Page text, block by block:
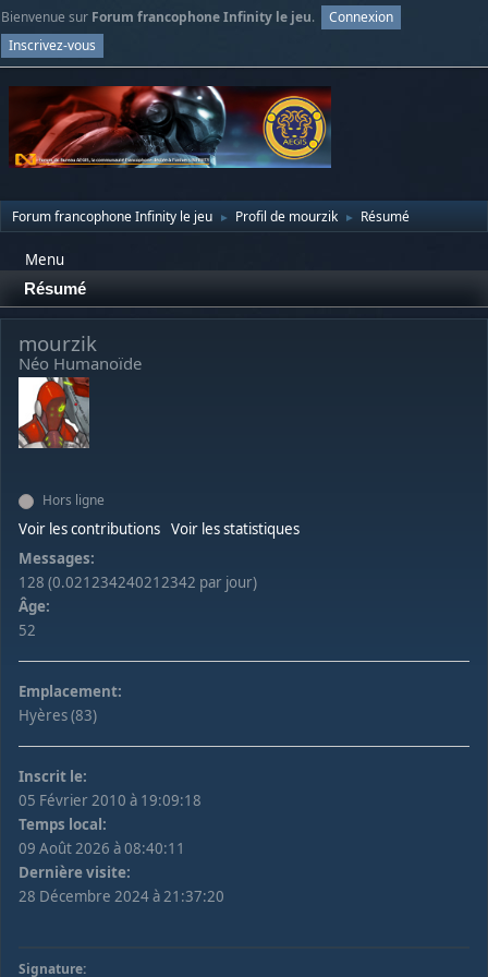
Bienvenue sur Forum francophone Infinity le jeu.
Connexion
Inscrivez-vous
Forum francophone Infinity le jeu ► Profil de mourzik ► Résumé
Menu
Résumé
mourzik
Néo Humanoïde
Hors ligne
Voir les contributions Voir les statistiques
Messages:
128 (0.021234240212342 par jour)
Âge:
52
Emplacement:
Hyères (83)
Inscrit le:
05 Février 2010 à 19:09:18
Temps local:
09 Août 2026 à 08:40:11
Dernière visite:
28 Décembre 2024 à 21:37:20
Signature: